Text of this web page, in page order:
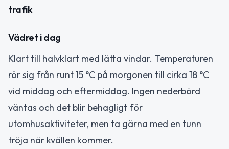
trafik
Vädret i dag
Klart till halvklart med lätta vindar. Temperaturen
rör sig från runt 15 °C på morgonen till cirka 18 °C
vid middag och eftermiddag. Ingen nederbörd
väntas och det blir behagligt för
utomhusaktiviteter, men ta gärna med en tunn
tröja när kvällen kommer.